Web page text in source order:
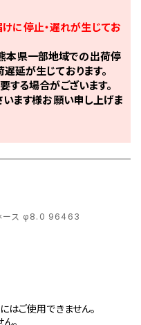
に停止・遅れが生じてお
本県一部地域での出荷停
延が生じております。
する場合がございます。
います様お願い申し上げま
ース φ8.0 96463
はご使用できません。
。